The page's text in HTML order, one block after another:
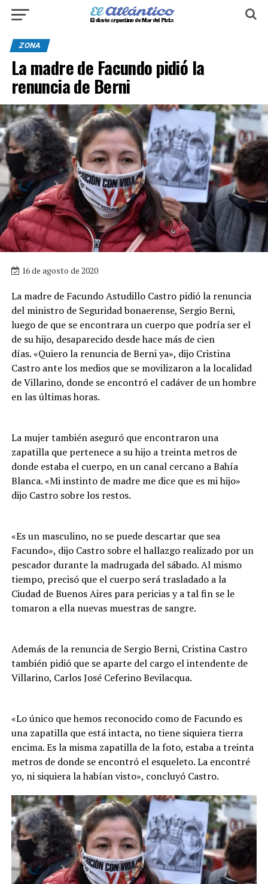
ZONA
La madre de Facundo pidió la
renuncia de Berni
16 de agosto de 2020
La madre de Facundo Astudillo Castro pidió la renuncia
del ministro de Seguridad bonaerense, Sergio Berni,
luego de que se encontrara un cuerpo que podría ser el
de su hijo, desaparecido desde hace más de cien
días. «Quiero la renuncia de Berni ya», dijo Cristina
Castro ante los medios que se movilizaron a la localidad
de Villarino, donde se encontró el cadáver de un hombre
en las últimas horas.
La mujer también aseguró que encontraron una
zapatilla que pertenece a su hijo a treinta metros de
donde estaba el cuerpo, en un canal cercano a Bahía
Blanca. «Mi instinto de madre me dice que es mi hijo»
dijo Castro sobre los restos.
«Es un masculino, no se puede descartar que sea
Facundo», dijo Castro sobre el hallazgo realizado por un
pescador durante la madrugada del sábado. Al mismo
tiempo, precisó que el cuerpo será trasladado a la
Ciudad de Buenos Aires para pericias y a tal fin se le
tomaron a ella nuevas muestras de sangre.
Además de la renuncia de Sergio Berni, Cristina Castro
también pidió que se aparte del cargo el intendente de
Villarino, Carlos José Ceferino Bevilacqua.
«Lo único que hemos reconocido como de Facundo es
una zapatilla que está intacta, no tiene siquiera tierra
encima. Es la misma zapatilla de la foto, estaba a treinta
metros de donde se encontró el esqueleto. La encontré
yo, ni siquiera la habían visto», concluyó Castro.